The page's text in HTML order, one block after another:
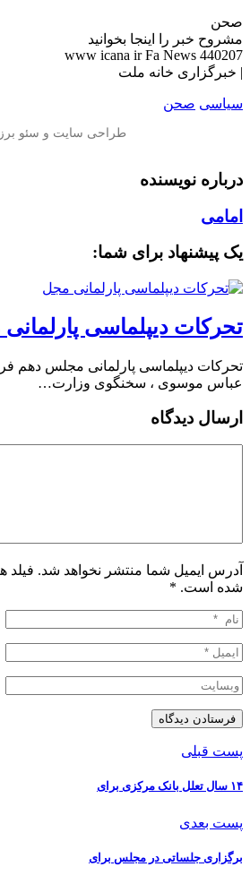
صحن
مشروح خبر را اینجا بخوانید
www icana ir Fa News 440207
| خبرگزاری خانه ملت
سیاسی صحن
درباره نویسنده
امامی
یک پیشنهاد برای شما:
تحرکات دیپلماسی
تحرکات دیپلماسی پارلمانی مجلس دهم
عباس موسوی ، سخنگوی وزارت…
ارسال دیدگاه
آدرس ایمیل شما منتشر نخواهد شد.
شده است. *
پست قبلی
پست بعدی
برگزاری جلساتی در مجلس برای